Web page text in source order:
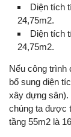
Diện tích
24,75m2.
Diện tích
24,75m2.
Nếu công trình
bổ sung diện
xây dựng sân).
chúng ta được
tầng 55m2 là